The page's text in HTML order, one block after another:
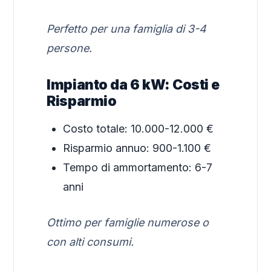
Perfetto per una famiglia di 3-4
persone.
Impianto da 6 kW: Costi e
Risparmio
Costo totale: 10.000-12.000 €
Risparmio annuo: 900-1.100 €
Tempo di ammortamento: 6-7
anni
Ottimo per famiglie numerose o
con alti consumi.